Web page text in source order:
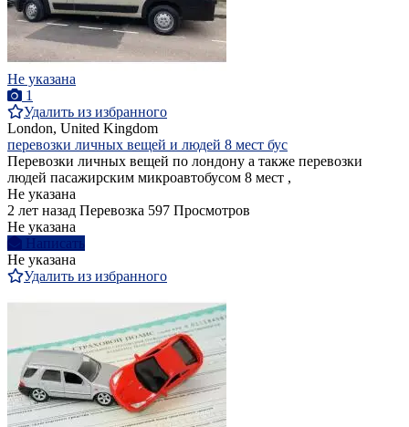
Не указана
1
Удалить из избранного
London, United Kingdom
перевозки личных вещей и людей 8 мест бус
Перевозки личных вещей по лондону а также перевозки
людей пасажирским микроавтобусом 8 мест ,
Не указана
2 лет назад Перевозка 597 Просмотров
Не указана
Написать
Не указана
Удалить из избранного